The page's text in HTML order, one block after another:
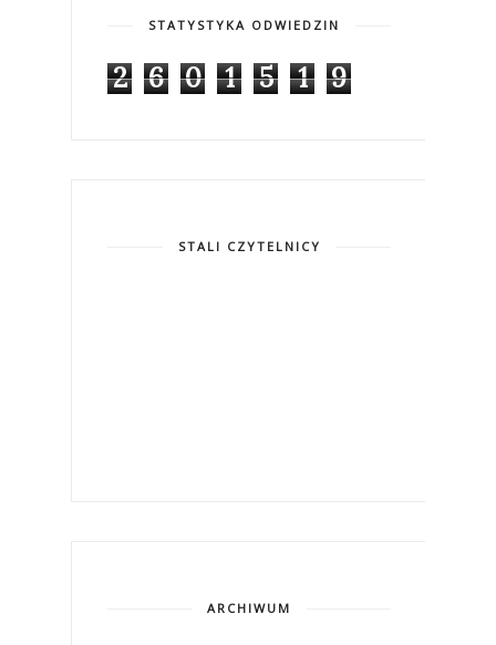
STATYSTYKA ODWIEDZIN
2 6 0 1 5 1 9
STALI CZYTELNICY
ARCHIWUM